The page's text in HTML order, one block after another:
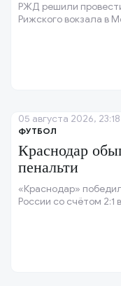
РЖД решили
Рижского вокзала в
ФУТБОЛ
Краснодар
пенальти
«Краснодар»
России со счётом 2:1
05 августа 2026, 23:18